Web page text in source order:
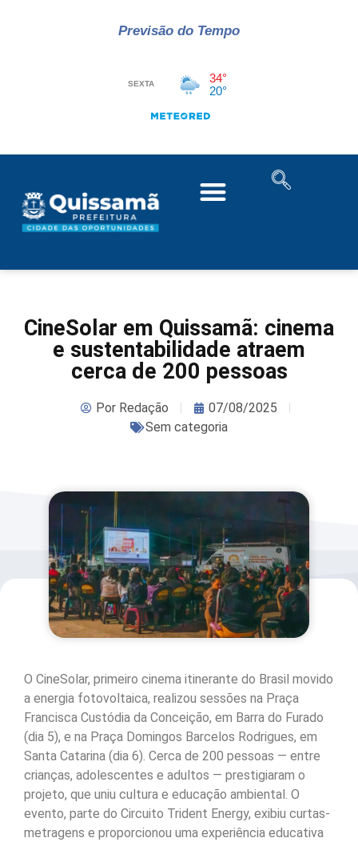
Previsão do Tempo
CineSolar em Quissamã: cinema
e sustentabilidade atraem
cerca de 200 pessoas
PorRedação
07/08/2025
Sem categoria
O CineSolar, primeiro cinema itinerante do Brasil movido
a energia fotovoltaica, realizou sessões na Praça
Francisca Custódia da Conceição, em Barra do Furado
(dia 5), e na Praça Domingos Barcelos Rodrigues, em
Santa Catarina (dia 6). Cerca de 200 pessoas — entre
crianças, adolescentes e adultos — prestigiaram o
projeto, que uniu cultura e educação ambiental. O
evento, parte do Circuito Trident Energy, exibiu curtas-
metragens e proporcionou uma experiência educativa